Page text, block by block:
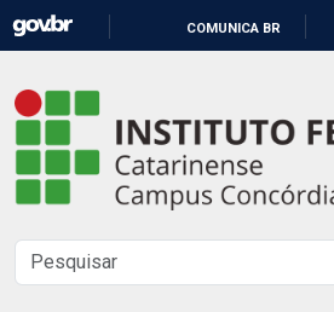
CONTEÚDO
COMUNICA BR
Instituto
Federal
Catarinense
-
Campus
Buscar
no